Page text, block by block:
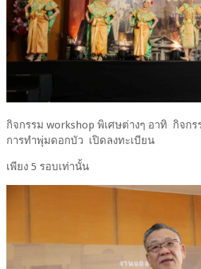
กิจกรรม workshop พิเศษต่างๆ อาทิ กิจก
การทำพุ่มดอกบัว เปิดลงทะเบียน
เพียง 5 รอบเท่านั้น